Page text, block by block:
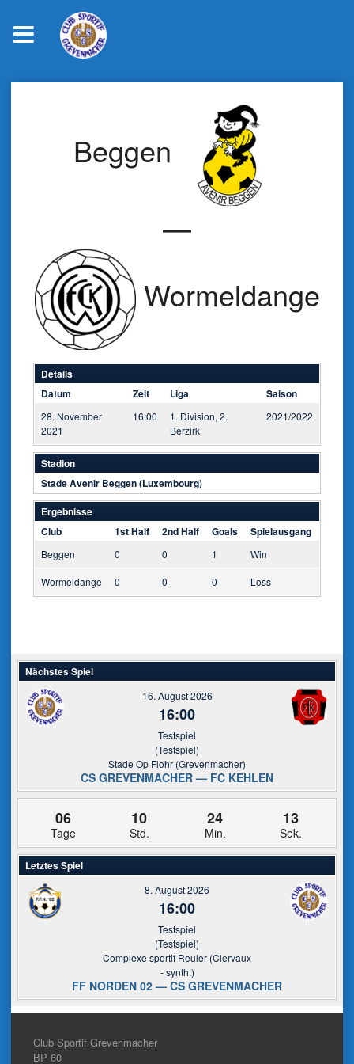
Beggen
—
Wormeldange
Details
Datum
Zeit Liga Saison
28. November
2021
16:00
1. Division, 2.
Berzirk
2021/2022
Stadion
Stade Avenir Beggen (Luxembourg)
Ergebnisse
Club
1st Half 2nd Half Goals Spielausgang
Beggen 0 0 1 Win
Wormeldange 0 0 0 Loss
Nächstes Spiel
16. August 2026
16:00
Testspiel
(Testspiel)
Stade Op Flohr (Grevenmacher)
CS GREVENMACHER — FC KEHLEN
06
Tage
10
Std.
24
Min.
13
Sek.
Letztes Spiel
8. August 2026
16:00
Testspiel
(Testspiel)
Complexe sportif Reuler (Clervaux
- synth.)
FF NORDEN 02 — CS GREVENMACHER
Club Sportif Grevenmacher
BP 60